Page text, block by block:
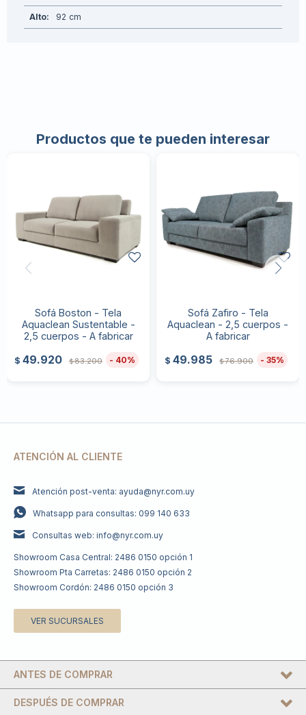
Alto 92
Productos que te pueden interesar
Sofá Boston - Tela
Aquaclean Sustentable -
2,5 cuerpos - A fabricar
$ 49.920 $83.200 40
Sofá Zafiro - Tela
Aquaclean - 2,5 cuerpos -
A fabricar
$ 49.985 $76.900 35
ATENCIÓN AL CLIENTE
Atención post-venta: ayuda@nyr.com.uy
Whatsapp para consultas: 099 140 633
Consultas web: info@nyr.com.uy
Showroom Casa Central: 2486 0150 opción 1
Showroom Pta Carretas: 2486 0150 opción 2
Showroom Cordón: 2486 0150 opción 3
VER SUCURSALES
DESPUÉS DE COMPRAR
ANTES DE COMPRAR